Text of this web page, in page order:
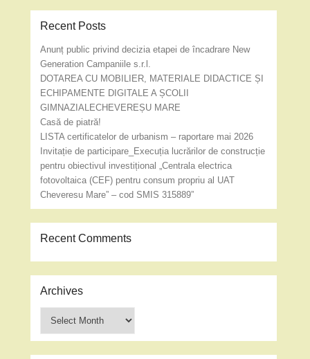
Recent Posts
Anunț public privind decizia etapei de încadrare New
Generation Campaniile s.r.l.
DOTAREA CU MOBILIER, MATERIALE DIDACTICE ȘI
ECHIPAMENTE DIGITALE A ȘCOLII
GIMNAZIALECHEVEREȘU MARE
Casă de piatră!
LISTA certificatelor de urbanism – raportare mai 2026
Invitație de participare_Execuția lucrărilor de construcție
pentru obiectivul investițional „Centrala electrica
fotovoltaica (CEF) pentru consum propriu al UAT
Cheveresu Mare” – cod SMIS 315889”
Recent Comments
Archives